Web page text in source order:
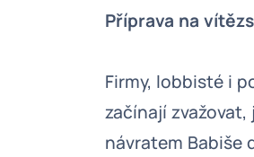
Příprava na
Firmy, lobbisté i
začínají
návratem Babiše